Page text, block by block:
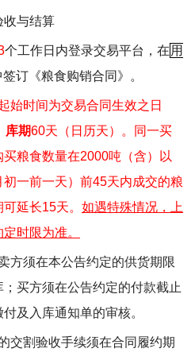
收与结算
个工作日内登录交易平台，在 用
签订《粮食购销合同》。
始时间为交易合同生效之日
库期60天（日历天）。同一买
粮食数量在2000吨（含）以
初一前一天）前45天内成交的粮
可延长15天。 如遇特殊情况，上
时限为准。
方须在本公告约定的供货期限
买方须在公告约定的付款截止
及入库通知单的审核。
交割验收手续须在合同履约期